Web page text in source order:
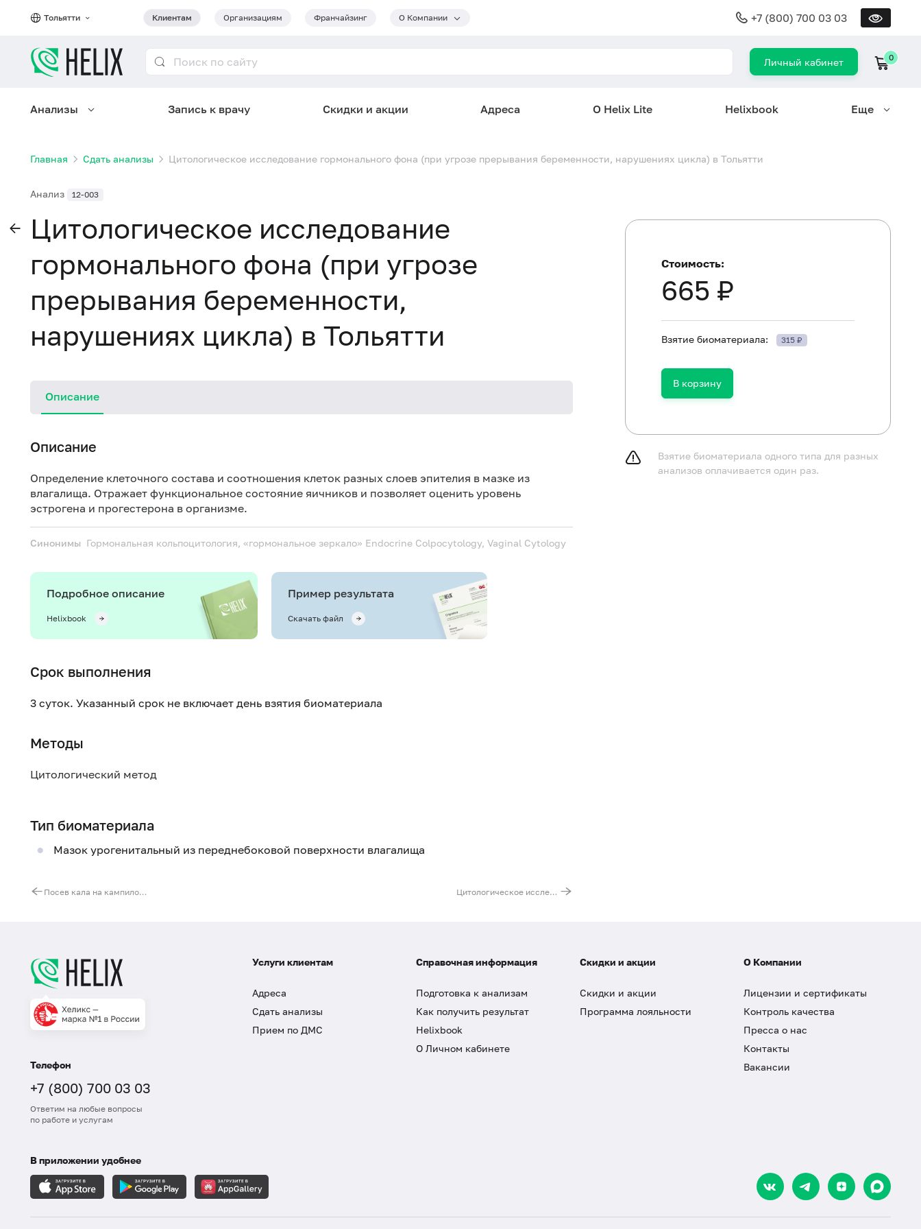
Тольятти Клиентам Организациям Франчайзинг О Компании +7 (800) 700 03 03
Личный кабинет 0
Анализы Запись к врачу Скидки и акции Адреса О Helix Lite Helixbook Еще
Главная Сдать анализы Цитологическое исследование гормонального фона (при угрозе прерывания беременности, нарушениях цикла) в Тольятти
Анализ 12-003
Цитологическое исследование
гормонального фона (при угрозе
прерывания беременности,
нарушениях цикла) в Тольятти
Описание
Описание
Определение клеточного состава и соотношения клеток разных слоев эпителия в мазке из
влагалища. Отражает функциональное состояние яичников и позволяет оценить уровень
эстрогена и прогестерона в организме.
Синонимы Гормональная кольпоцитология, «гормональное зеркало» Endocrine Сolpocytology, Vaginal Cytology
Подробное описание
Helixbook
Пример результата
Скачать файл
Срок выполнения
3 суток. Указанный срок не включает день взятия биоматериала
Методы
Цитологический метод
Тип биоматериала
Мазок урогенитальный из переднебоковой поверхности влагалища
Посев кала на кампилобактер (Campylobacter spp.) с определением чувствительности к антибиотикам Цитологическое исследование материала, полученного при оперативном вмешательстве
Стоимость:
665 ₽
Взятие биоматериала: 315 ₽
В корзину
Взятие биоматериала одного типа для разных
анализов оплачивается один раз.
Телефон
+7 (800) 700 03 03
Ответим на любые вопросы
по работе и услугам
Услуги клиентам
Адреса
Сдать анализы
Прием по ДМС
Справочная информация
Подготовка к анализам
Как получить результат
Helixbook
О Личном кабинете
Скидки и акции
Скидки и акции
Программа лояльности
О Компании
Лицензии и сертификаты
Контроль качества
Пресса о нас
Контакты
Вакансии
В приложении удобнее